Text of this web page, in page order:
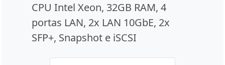
CPU Intel Xeon, 32GB RAM, 4
portas LAN, 2x LAN 10GbE, 2x
SFP+, Snapshot e iSCSI